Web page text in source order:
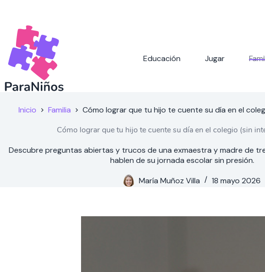
contenido
Educación Jugar
Inicio Familia Cómo lograr que tu hijo te cuente su día en el
Cómo lograr que tu hijo te cuente su día en el colegio (sin
Descubre preguntas abiertas y trucos de una exmaestra y madre de
hablen de su jornada escolar sin presión.
María Muñoz Villa
18 mayo 2026